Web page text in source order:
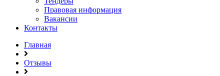
Правовая информация
Вакансии
Контакты
Главная
Отзывы